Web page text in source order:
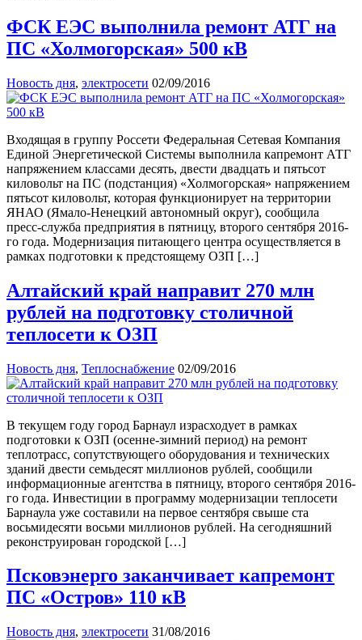
ФСК ЕЭС выполнила ремонт АТГ на
ПС «Холмогорская» 500 кВ
Новость дня, электросети 02/09/2016
Входящая в группу Россети Федеральная Сетевая Компания
Единой Энергетической Системы выполнила капремонт АТГ
напряжением классами десять, двести двадцать и пятьсот
киловольт на ПС (подстанция) «Холмогорская» напряжением
пятьсот киловольт, которая функционирует на территории
ЯНАО (Ямало-Ненецкий автономный округ), сообщила
пресс-служба предприятия в пятницу, второго сентября 2016-
го года. Модернизация питающего центра осуществляется в
рамках подготовки к предстоящему ОЗП […]
Алтайский край направит 270 млн
рублей на подготовку столичной
теплосети к ОЗП
Новость дня, Теплоснабжение 02/09/2016
В текущем году город Барнаул израсходует в рамках
подготовки к ОЗП (осенне-зимний период) на ремонт
теплотрасс, сопутствующего оборудования и технических
зданий двести семьдесят миллионов рублей, сообщили
информационные агентства в пятницу, второго сентября 2016-
го года. Инвестиции в программу модернизации теплосети
Барнаула уже составили на первое сентября свыше ста
восьмидесяти восьми миллионов рублей. На сегодняшний
реконструирован городской […]
Псковэнерго заканчивает капремонт
ПС «Остров» 110 кВ
Новость дня, электросети 31/08/2016